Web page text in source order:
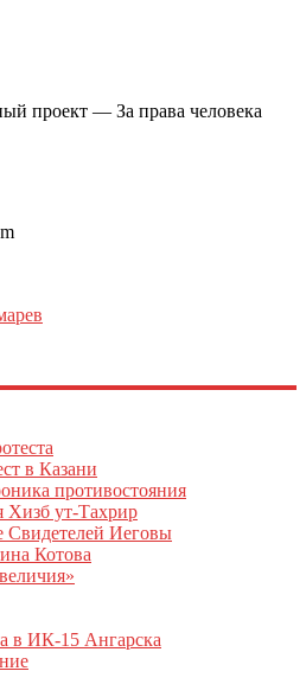
проект — За права человека
в Казани
противостояния
Хизб ут-Тахрир
Свидетелей Иеговы
Котова
в ИК-15 Ангарска